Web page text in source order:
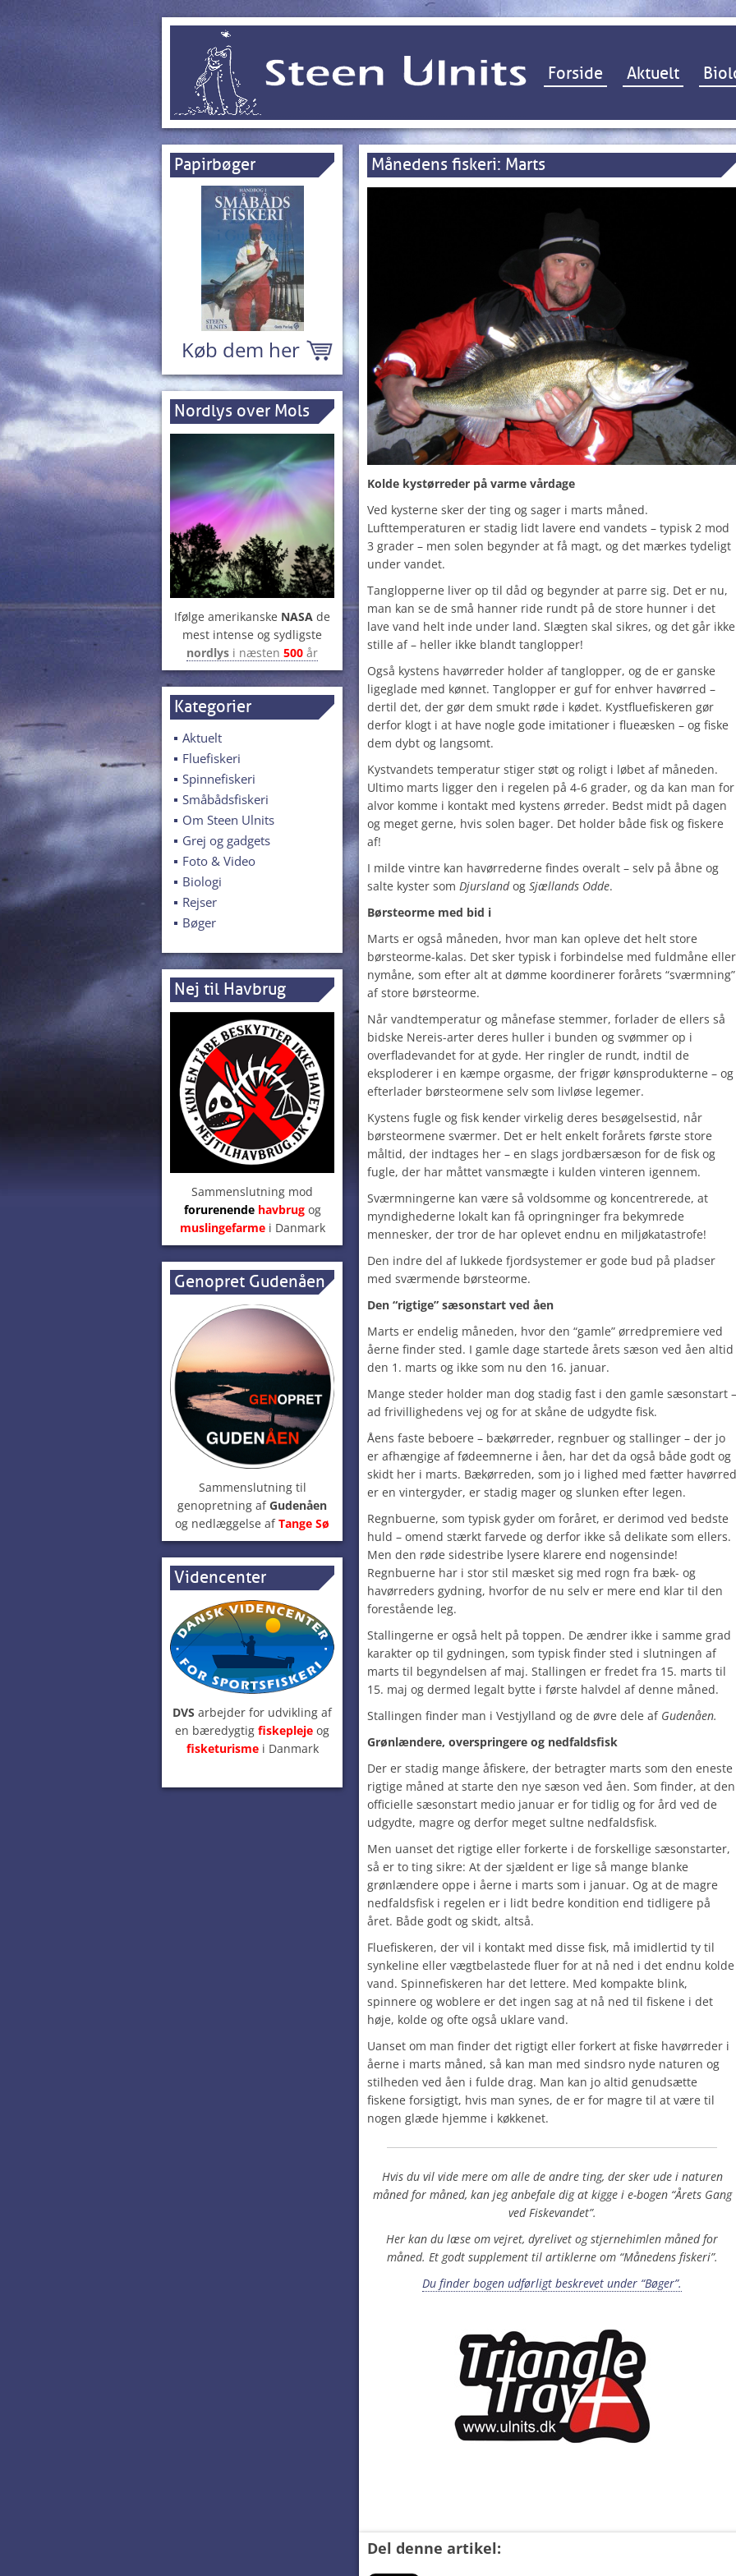
Hop til indhold
Forside Aktuelt
Papirbøger
Køb dem her
Nordlys over Mols
Ifølge amerikanske NASA de
mest intense og sydligste
nordlys i næsten 500 år
Kategorier
Aktuelt
Fluefiskeri
Spinnefiskeri
Småbådsfiskeri
Om Steen Ulnits
Grej og gadgets
Foto & Video
Biologi
Rejser
Bøger
Nej til Havbrug
Sammenslutning mod
forurenendehavbrugog
muslingefarmei Danmark
Genopret Gudenåen
Sammenslutning til
genopretning afGudenåen
og nedlæggelse afTange Sø
Videncenter
DVS arbejder for udvikling af
en bæredygtig fiskepleje og
fisketurisme i Danmark
Månedens fiskeri: Marts
Kolde kystørreder på varme vårdage
Ved kysterne sker der ting og sager i marts måned.
Lufttemperaturen er stadig lidt lavere end vandets – typisk 2 mod
3 grader – men solen begynder at få magt, og det mærkes tydeligt
under vandet.
Tanglopperne liver op til dåd og begynder at parre sig. Det er nu,
man kan se de små hanner ride rundt på de store hunner i det
lave vand helt inde under land. Slægten skal sikres, og det går ikke
stille af – heller ikke blandt tanglopper!
Også kystens havørreder holder af tanglopper, og de er ganske
ligeglade med kønnet. Tanglopper er guf for enhver havørred –
dertil det, der gør dem smukt røde i kødet. Kystfluefiskeren gør
derfor klogt i at have nogle gode imitationer i flueæsken – og fiske
dem dybt og langsomt.
Kystvandets temperatur stiger støt og roligt i løbet af måneden.
Ultimo marts ligger den i regelen på 4-6 grader, og da kan man for
alvor komme i kontakt med kystens ørreder. Bedst midt på dagen
og meget gerne, hvis solen bager. Det holder både fisk og fiskere
af!
I milde vintre kan havørrederne findes overalt – selv på åbne og
salte kyster som Djurslandog Sjællands Odde.
Børsteorme med bid i
Marts er også måneden, hvor man kan opleve det helt store
børsteorme-kalas. Det sker typisk i forbindelse med fuldmåne eller
nymåne, som efter alt at dømme koordinerer forårets “sværmning”
af store børsteorme.
Når vandtemperatur og månefase stemmer, forlader de ellers så
bidske Nereis-arter deres huller i bunden og svømmer op i
overfladevandet for at gyde. Her ringler de rundt, indtil de
eksploderer i en kæmpe orgasme, der frigør kønsprodukterne – og
efterlader børsteormene selv som livløse legemer.
Kystens fugle og fisk kender virkelig deres besøgelsestid, når
børsteormene sværmer. Det er helt enkelt forårets første store
måltid, der indtages her – en slags jordbærsæson for de fisk og
fugle, der har måttet vansmægte i kulden vinteren igennem.
Sværmningerne kan være så voldsomme og koncentrerede, at
myndighederne lokalt kan få opringninger fra bekymrede
mennesker, der tror de har oplevet endnu en miljøkatastrofe!
Den indre del af lukkede fjordsystemer er gode bud på pladser
med sværmende børsteorme.
Den “rigtige” sæsonstart ved åen
Marts er endelig måneden, hvor den “gamle” ørredpremiere ved
åerne finder sted. I gamle dage startede årets sæson ved åen altid
den 1. marts og ikke som nu den 16. januar.
Mange steder holder man dog stadig fast i den gamle sæsonstart –
ad frivillighedens vej og for at skåne de udgydte fisk.
Åens faste beboere – bækørreder, regnbuer og stallinger – der jo
er afhængige af fødeemnerne i åen, har det da også både godt og
skidt her i marts. Bækørreden, som jo i lighed med fætter havørred
er en vintergyder, er stadig mager og slunken efter legen.
Regnbuerne, som typisk gyder om foråret, er derimod ved bedste
huld – omend stærkt farvede og derfor ikke så delikate som ellers.
Men den røde sidestribe lysere klarere end nogensinde!
Regnbuerne har i stor stil mæsket sig med rogn fra bæk- og
havørreders gydning, hvorfor de nu selv er mere end klar til den
forestående leg.
Stallingerne er også helt på toppen. De ændrer ikke i samme grad
karakter op til gydningen, som typisk finder sted i slutningen af
marts til begyndelsen af maj. Stallingen er fredet fra 15. marts til
15. maj og dermed legalt bytte i første halvdel af denne måned.
Stallingen finder man i Vestjylland og de øvre dele af Gudenåen.
Grønlændere, overspringere og nedfaldsfisk
Der er stadig mange åfiskere, der betragter marts som den eneste
rigtige måned at starte den nye sæson ved åen. Som finder, at den
officielle sæsonstart medio januar er for tidlig og for ård ved de
udgydte, magre og derfor meget sultne nedfaldsfisk.
Men uanset det rigtige eller forkerte i de forskellige sæsonstarter,
så er to ting sikre: At der sjældent er lige så mange blanke
grønlændere oppe i åerne i marts som i januar. Og at de magre
nedfaldsfisk i regelen er i lidt bedre kondition end tidligere på
året. Både godt og skidt, altså.
Fluefiskeren, der vil i kontakt med disse fisk, må imidlertid ty til
synkeline eller vægtbelastede fluer for at nå ned i det endnu kolde
vand. Spinnefiskeren har det lettere. Med kompakte blink,
spinnere og woblere er det ingen sag at nå ned til fiskene i det
høje, kolde og ofte også uklare vand.
Uanset om man finder det rigtigt eller forkert at fiske havørreder i
åerne i marts måned, så kan man med sindsro nyde naturen og
stilheden ved åen i fulde drag. Man kan jo altid genudsætte
fiskene forsigtigt, hvis man synes, de er for magre til at være til
nogen glæde hjemme i køkkenet.
Hvis du vil vide mere om alle de andre ting, der sker ude i naturen
måned for måned, kan jeg anbefale dig at kigge i e-bogen “Årets Gang
ved Fiskevandet”.
Her kan du læse om vejret, dyrelivet og stjernehimlen måned for
måned. Et godt supplement til artiklerne om “Månedens fiskeri”.
Du finder bogen udførligt beskrevet under “Bøger”.
Del denne artikel: